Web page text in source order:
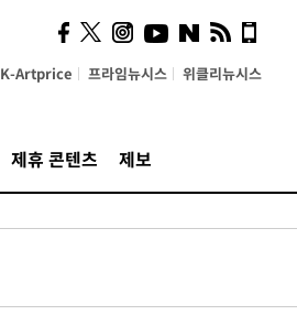
K-Artprice 프라임뉴시스 위클리뉴시스
제휴 콘텐츠 제보
의견, 국토부·LH에 충실히
전달할 것"